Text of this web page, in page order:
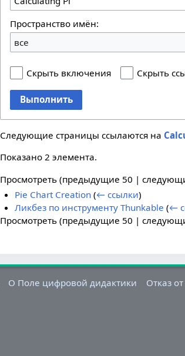
Пространство имён:
все
Скрыть включения Скрыть
Выполнить
Следующие страницы ссылаются на
Показано 2 элемента.
Просмотреть (предыдущие 50 |
Pie Chart Creation (← ссылки)
Ликбез по инструменту Thunkable (←
Просмотреть (предыдущие 50 |
О Поле цифровой дидактики Отказ